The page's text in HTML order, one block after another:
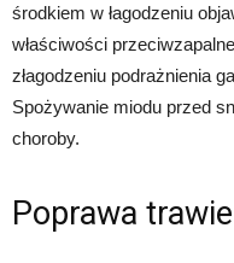
środkiem w łagodzeniu
właściwości
złagodzeniu podrażnienia
Spożywanie miodu przed
choroby.
Poprawa